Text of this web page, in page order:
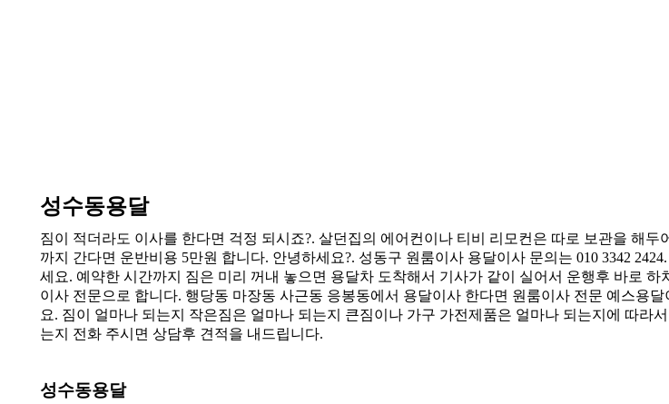
성수동용달
짐이 적더라도 이사를 한다면 걱정 되시죠?. 살던집의 에어컨이나 티비 리모컨은 따로 보관을 해
까지 간다면 운반비용 5만원 합니다. 안녕하세요?. 성동구 원룸이사 용달이사 문의는 010 3342
세요. 예약한 시간까지 짐은 미리 꺼내 놓으면 용달차 도착해서 기사가 같이 실어서 운행후 바로
이사 전문으로 합니다. 행당동 마장동 사근동 응봉동에서 용달이사 한다면 원룸이사 전문 예스용
요. 짐이 얼마나 되는지 작은짐은 얼마나 되는지 큰짐이나 가구 가전제품은 얼마나 되는지에 따라
는지 전화 주시면 상담후 견적을 내드립니다.
성수동용달